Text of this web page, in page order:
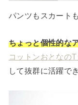
パンツもスカート
ちょっと個性的な
コットンおとなのT
して抜群に活躍で